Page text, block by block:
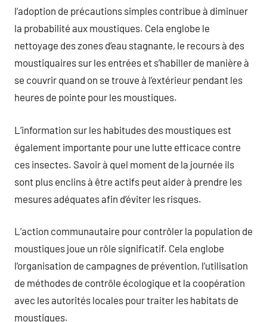
l’adoption de précautions simples contribue à diminuer
la probabilité aux moustiques. Cela englobe le
nettoyage des zones d’eau stagnante, le recours à des
moustiquaires sur les entrées et s’habiller de manière à
se couvrir quand on se trouve à l’extérieur pendant les
heures de pointe pour les moustiques.
L’information sur les habitudes des moustiques est
également importante pour une lutte efficace contre
ces insectes. Savoir à quel moment de la journée ils
sont plus enclins à être actifs peut aider à prendre les
mesures adéquates afin d’éviter les risques.
L’action communautaire pour contrôler la population de
moustiques joue un rôle significatif. Cela englobe
l’organisation de campagnes de prévention, l’utilisation
de méthodes de contrôle écologique et la coopération
avec les autorités locales pour traiter les habitats de
moustiques.